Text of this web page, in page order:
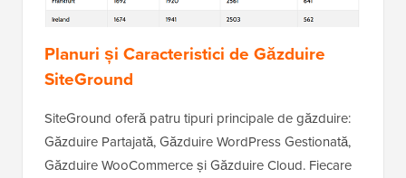
Planuri și Caracteristici de Găzduire
SiteGround
SiteGround oferă patru tipuri principale de găzduire:
Găzduire Partajată, Găzduire WordPress Gestionată,
Găzduire WooCommerce și Găzduire Cloud. Fiecare